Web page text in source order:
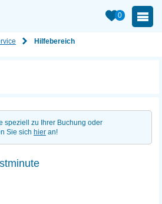
0
Hilfebereich
speziell zu Ihrer Buchung oder
Sie sich hier an!